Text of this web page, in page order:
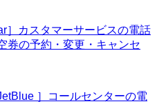
］カスタマーサービスの電話
券の予約・変更・キャンセ
］コールセンターの電